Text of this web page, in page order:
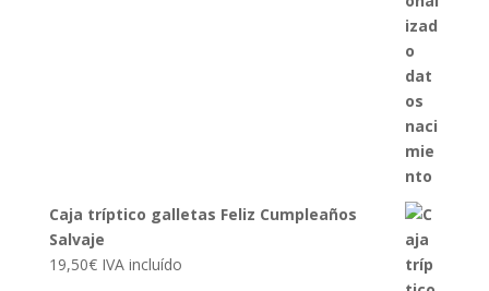
Caja tríptico galletas Feliz Cumpleaños
Salvaje
19,50€ IVA incluído